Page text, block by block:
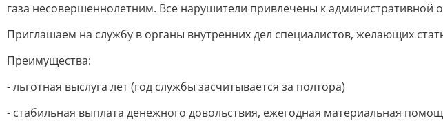
газа несовершеннолетним. Все нарушители привлечены к административной
Приглашаем на службу в органы внутренних дел специалистов, желающих
Преимущества:
- льготная выслуга лет (год службы засчитывается за полтора)
- стабильная выплата денежного довольствия, ежегодная материальная